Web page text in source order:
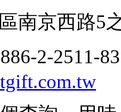
南京西路5
2-